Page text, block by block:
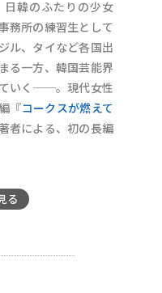
日韓のふたりの少女
務所の練習生として
ル、タイなど各国出
る一方、韓国芸能界
いく──。現代女性
『コークスが燃えて
者による、初の長編
る